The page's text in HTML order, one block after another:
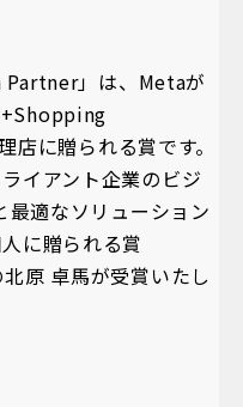
」は、Metaが
に贈られる賞です。
イアント企業のビジ
適なソリューション
に贈られる賞
原 卓馬が受賞いたし